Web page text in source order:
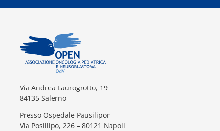
Via Andrea Laurogrotto, 19
84135 Salerno
Presso Ospedale Pausilipon
Via Posillipo, 226 – 80121 Napoli